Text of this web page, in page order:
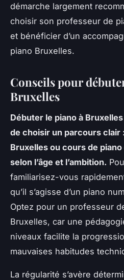
démarche largement
choisir son professeur de
et bénéficier d’un
piano Bruxelles.
Conseils pour
Bruxelles
Débuter le piano à
de choisir un parcours clair
Bruxelles ou cours de
selon l’âge et l’ambition.
familiarisez-vous
qu’il s’agisse d’un piano
Optez pour un professeur
Bruxelles, car une
niveaux facilite la
mauvaises habitudes
La régularité s’avère